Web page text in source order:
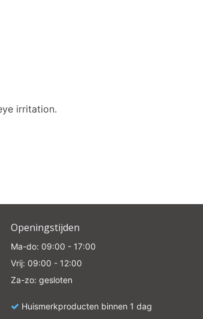
irritation.
Openingstijden
Ma-do: 09:00 - 17:00
Vrij: 09:00 - 12:00
Za-zo: gesloten
Huismerkproducten binnen 1 dag